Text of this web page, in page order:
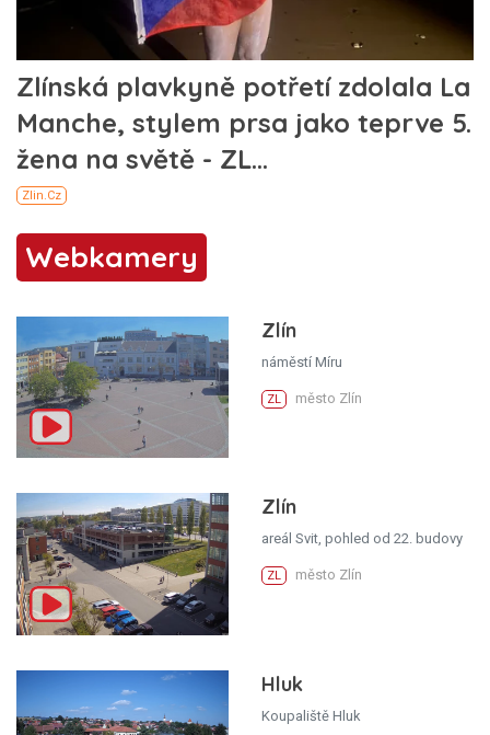
Webkamery
Zlín
náměstí Míru
ZL město Zlín
Zlín
areál Svit, pohled od 22. budovy
ZL město Zlín
Hluk
Koupaliště Hluk